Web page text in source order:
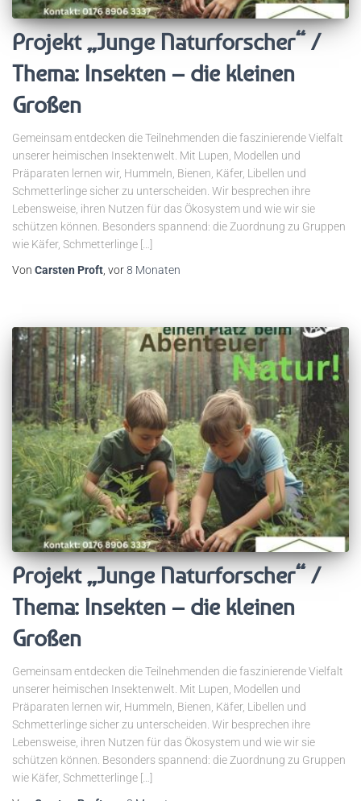
Projekt „Junge Naturforscher“ /
Thema: Insekten – die kleinen
Großen
Gemeinsam entdecken die Teilnehmenden die faszinierende Vielfalt
unserer heimischen Insektenwelt. Mit Lupen, Modellen und
Präparaten lernen wir, Hummeln, Bienen, Käfer, Libellen und
Schmetterlinge sicher zu unterscheiden. Wir besprechen ihre
Lebensweise, ihren Nutzen für das Ökosystem und wie wir sie
schützen können. Besonders spannend: die Zuordnung zu Gruppen
wie Käfer, Schmetterlinge […]
Von Carsten Proft, vor8 Monaten
Projekt „Junge Naturforscher“ /
Thema: Insekten – die kleinen
Großen
Gemeinsam entdecken die Teilnehmenden die faszinierende Vielfalt
unserer heimischen Insektenwelt. Mit Lupen, Modellen und
Präparaten lernen wir, Hummeln, Bienen, Käfer, Libellen und
Schmetterlinge sicher zu unterscheiden. Wir besprechen ihre
Lebensweise, ihren Nutzen für das Ökosystem und wie wir sie
schützen können. Besonders spannend: die Zuordnung zu Gruppen
wie Käfer, Schmetterlinge […]